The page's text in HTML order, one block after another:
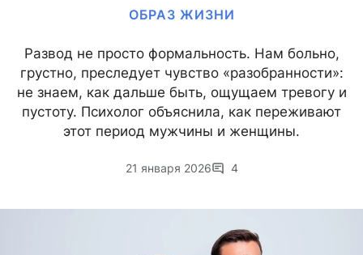
ОБРАЗ ЖИЗНИ
Развод не просто формальность. Нам больно,
грустно, преследует чувство «разобранности»:
не знаем, как дальше быть, ощущаем тревогу и
пустоту. Психолог объяснила, как переживают
этот период мужчины и женщины.
21 января 2026 4